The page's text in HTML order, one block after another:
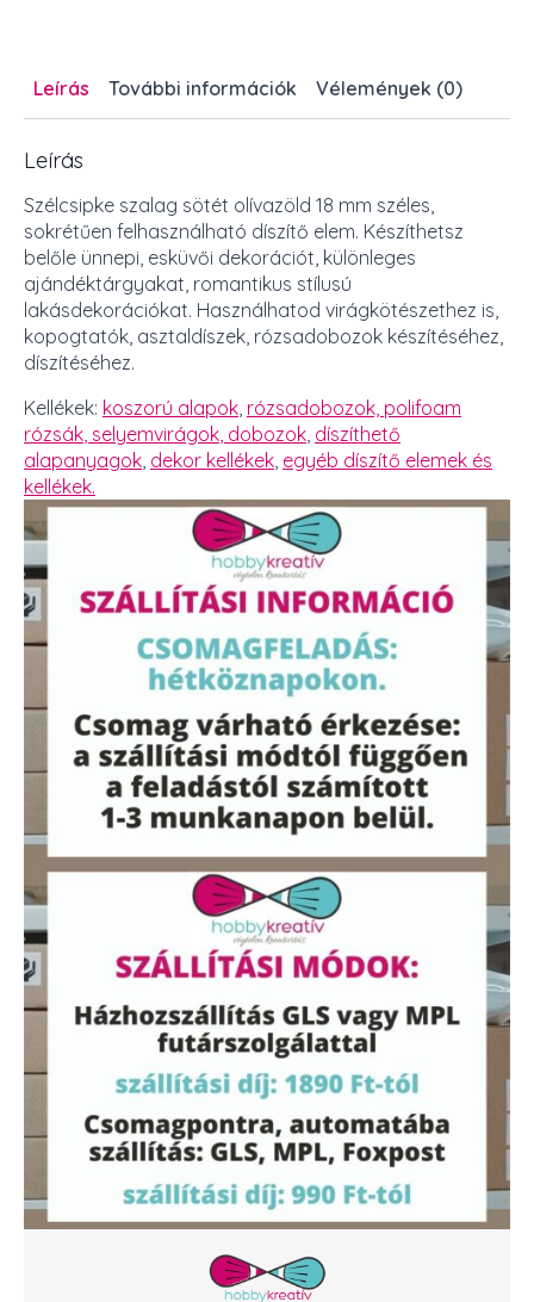
Leírás További információk Vélemények (0)
Leírás
Szélcsipke szalag sötét olívazöld 18 mm széles,
sokrétűen felhasználható díszítő elem. Készíthetsz
belőle ünnepi, esküvői dekorációt, különleges
ajándéktárgyakat, romantikus stílusú
lakásdekorációkat. Használhatod virágkötészethez is,
kopogtatók, asztaldíszek, rózsadobozok készítéséhez,
díszítéséhez.
Kellékek: koszorú alapok, rózsadobozok, polifoam
rózsák, selyemvirágok, dobozok, díszíthető
alapanyagok, dekor kellékek, egyéb díszítő elemek és
kellékek.